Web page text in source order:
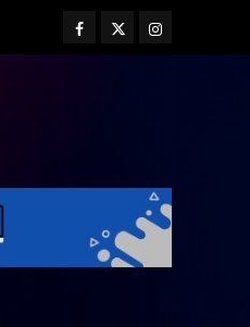
Facebook
TwitterInstagram